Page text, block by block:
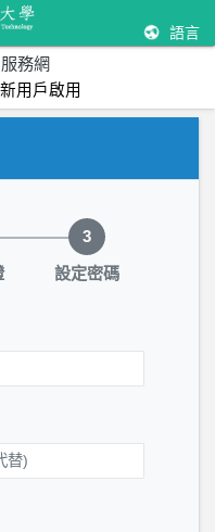
語言
務網
新用戶啟用
1 / 3：身分驗證
3
設定密碼